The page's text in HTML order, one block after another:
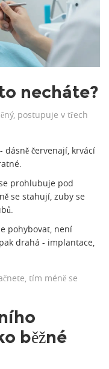
necháte?
postupuje v třech
dásně červenají, krvácí
prohlubuje pod
se stahují, zuby se
pohybovat, není
drahá - implantace,
tím méně se
běžné